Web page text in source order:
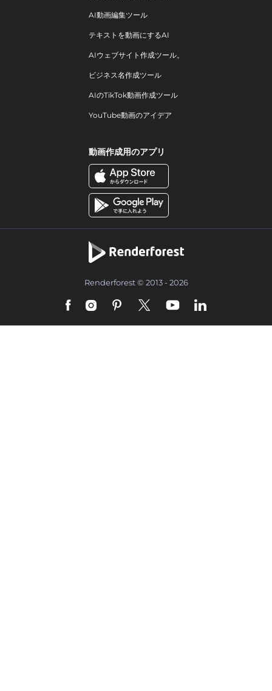
AI動画編集ツール
テキストを動画にするAI
AIウェブサイト作成ツール。
ビジネス名作成ツール
AIのTikTok動画作成ツール
YouTube動画のアイデア
動画作成用のアプリ
Renderforest © 2013 - 2026